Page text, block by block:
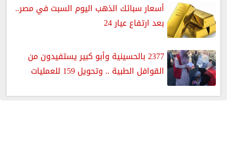
أسعار سبائك الذهب اليوم السبت في مصر..
بعد ارتفاع عيار 24
2377 بالحسينية وأبو كبير يستفيدون من
القوافل الطبية .. وتحويل 159 للعمليات